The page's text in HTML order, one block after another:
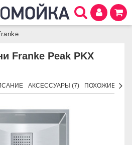
Franke Peak PKX
АКСЕССУАРЫ (7) ПОХОЖИЕ